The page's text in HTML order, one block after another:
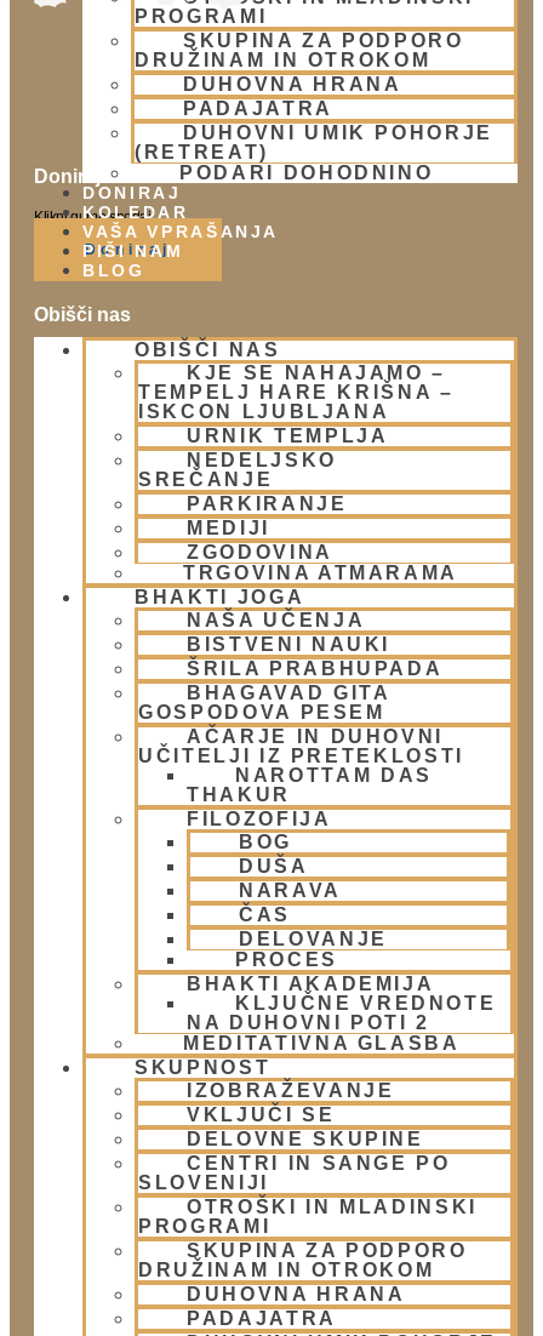
PROGRAMI
SKUPINA ZA PODPORO
DRUŽINAM IN OTROKOM
DUHOVNA HRANA
PADAJATRA
DUHOVNI UMIK POHORJE
(RETREAT)
PODARI DOHODNINO
DONIRAJ
KOLEDAR
VAŠA VPRAŠANJA
PIŠI NAM
BLOG
OBIŠČI NAS
KJE SE NAHAJAMO –
TEMPELJ HARE KRIŠNA –
ISKCON LJUBLJANA
URNIK TEMPLJA
NEDELJSKO
SREČANJE
PARKIRANJE
MEDIJI
ZGODOVINA
TRGOVINA ATMARAMA
BHAKTI JOGA
NAŠA UČENJA
BISTVENI NAUKI
ŠRILA PRABHUPADA
BHAGAVAD GITA
GOSPODOVA PESEM
AČARJE IN DUHOVNI
UČITELJI IZ PRETEKLOSTI
NAROTTAM DAS
THAKUR
FILOZOFIJA
BOG
DUŠA
NARAVA
ČAS
DELOVANJE
PROCES
BHAKTI AKADEMIJA
KLJUČNE VREDNOTE
NA DUHOVNI POTI 2
MEDITATIVNA GLASBA
SKUPNOST
IZOBRAŽEVANJE
VKLJUČI SE
DELOVNE SKUPINE
CENTRI IN SANGE PO
SLOVENIJI
OTROŠKI IN MLADINSKI
PROGRAMI
SKUPINA ZA PODPORO
DRUŽINAM IN OTROKOM
DUHOVNA HRANA
PADAJATRA
Doniraj
Klikni gumb spodaj.
Doniraj
Obišči nas
Urnik templja
Nedeljsko srečanje
Parkiranje
Politika zasebnosti
Prispevki
Aktualni dogodki
E-novice
Trgovina
Trgovina Atmarama
01 431 21 24
info@harekrisna.net